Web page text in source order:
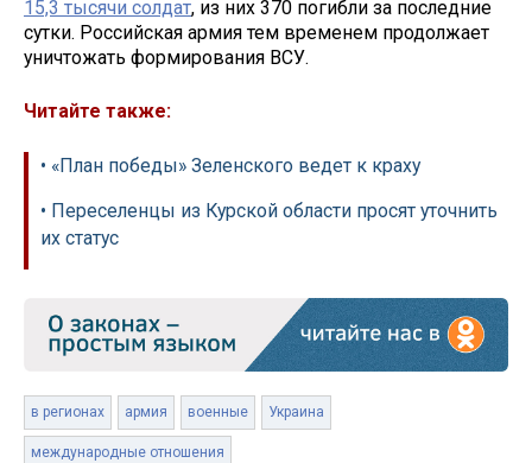
15,3 тысячи солдат, из них 370 погибли за последние
сутки. Российская армия тем временем продолжает
уничтожать формирования ВСУ.
Читайте также:
• «План победы» Зеленского ведет к краху
• Переселенцы из Курской области просят уточнить
их статус
в регионах армия военные Украина
международные отношения